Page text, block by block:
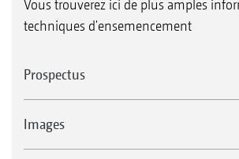
Vous trouverez ici de plus amples
techniques d'ensemencement
Prospectus
Images